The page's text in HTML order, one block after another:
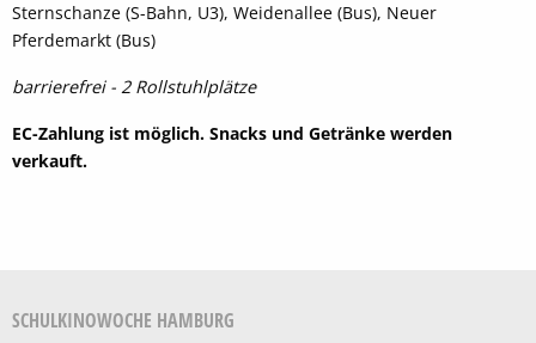
Sternschanze (S-Bahn, U3), Weidenallee (Bus), Neuer
Pferdemarkt (Bus)
barrierefrei - 2 Rollstuhlplätze
EC-Zahlung ist möglich. Snacks und Getränke werden
verkauft.
SCHULKINOWOCHE HAMBURG